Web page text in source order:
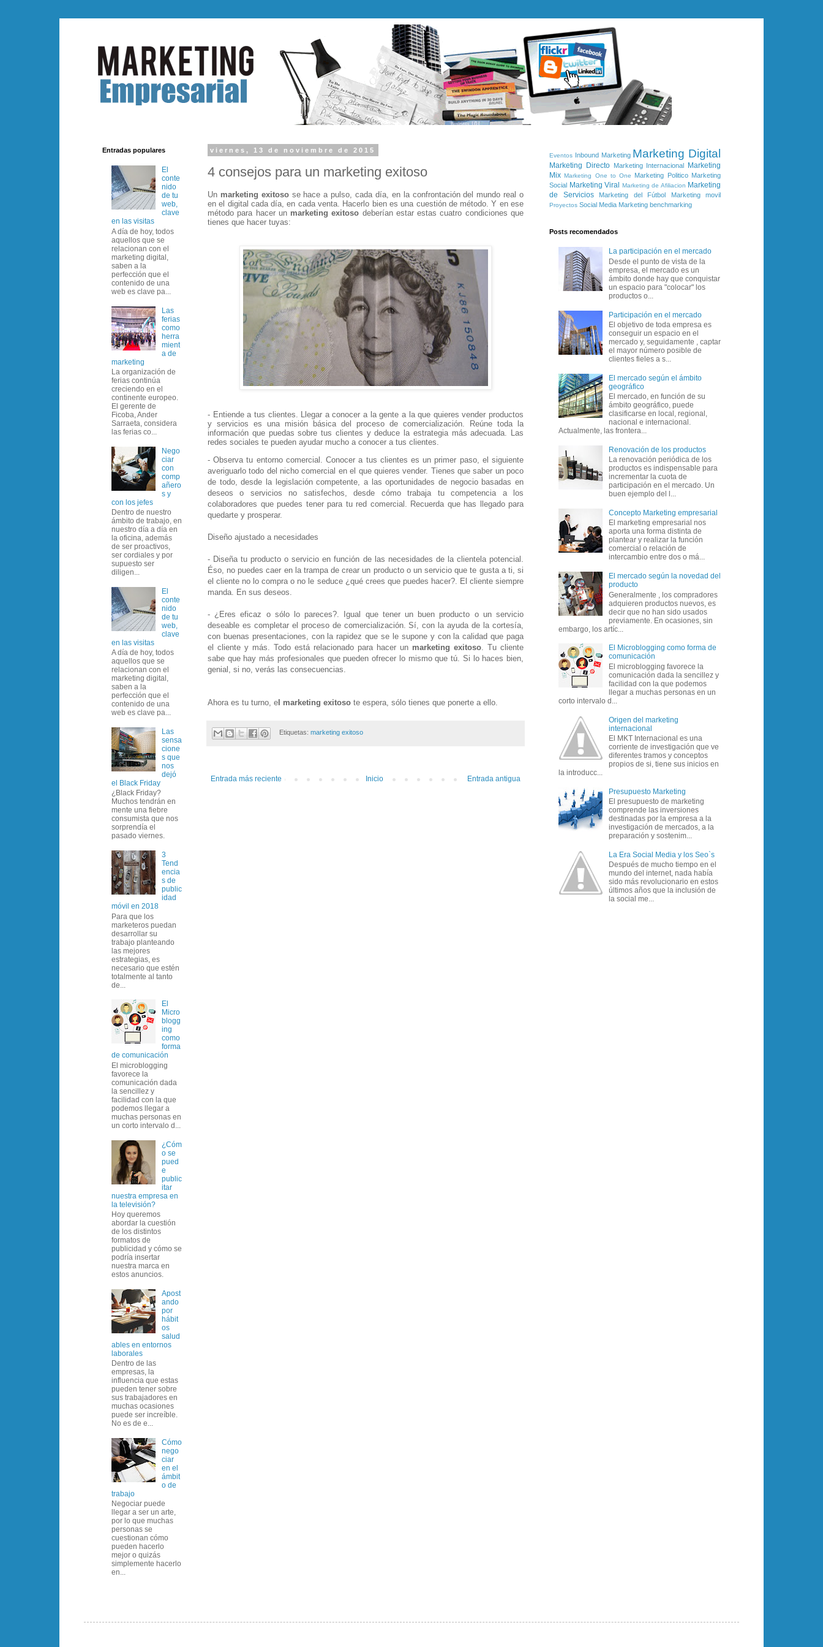
viernes, 13 de noviembre de 2015
4 consejos para un marketing exitoso
Un marketing exitoso se hace a pulso, cada día, en la confrontación del mundo real o
en el digital cada día, en cada venta. Hacerlo bien es una cuestión de método. Y en ese
método para hacer un marketing exitoso deberían estar estas cuatro condiciones que
tienes que hacer tuyas:
- Entiende a tus clientes. Llegar a conocer a la gente a la que quieres vender productos
y servicios es una misión básica del proceso de comercialización. Reúne toda la
información que puedas sobre tus clientes y deduce la estrategia más adecuada. Las
redes sociales te pueden ayudar mucho a conocer a tus clientes.
- Observa tu entorno comercial. Conocer a tus clientes es un primer paso, el siguiente
averiguarlo todo del nicho comercial en el que quieres vender. Tienes que saber un poco
de todo, desde la legislación competente, a las oportunidades de negocio basadas en
deseos o servicios no satisfechos, desde cómo trabaja tu competencia a los
colaboradores que puedes tener para tu red comercial. Recuerda que has llegado para
quedarte y prosperar.
Diseño ajustado a necesidades
- Diseña tu producto o servicio en función de las necesidades de la clientela potencial.
Éso, no puedes caer en la trampa de crear un producto o un servicio que te gusta a ti, si
el cliente no lo compra o no le seduce ¿qué crees que puedes hacer?. El cliente siempre
manda. En sus deseos.
- ¿Eres eficaz o sólo lo pareces?. Igual que tener un buen producto o un servicio
deseable es completar el proceso de comercialización. Sí, con la ayuda de la cortesía,
con buenas presentaciones, con la rapidez que se le supone y con la calidad que paga
el cliente y más. Todo está relacionado para hacer un marketing exitoso. Tu cliente
sabe que hay más profesionales que pueden ofrecer lo mismo que tú. Si lo haces bien,
genial, si no, verás las consecuencias.
Ahora es tu turno, e l marketing exitoso te espera, sólo tienes que ponerte a ello.
Etiquetas: marketing exitoso
Entrada más reciente Entrada antigua
Inicio
Entradas populares
El
conte
nido
de tu
web,
clave
en las visitas
A día de hoy, todos
aquellos que se
relacionan con el
marketing digital,
saben a la
perfección que el
contenido de una
web es clave pa...
Las
ferias
como
herra
mient
a de
marketing
La organización de
ferias continúa
creciendo en el
continente europeo.
El gerente de
Ficoba, Ander
Sarraeta, considera
las ferias co...
Nego
ciar
con
comp
añero
s y
con los jefes
Dentro de nuestro
ámbito de trabajo, en
nuestro día a día en
la oficina, además
de ser proactivos,
ser cordiales y por
supuesto ser
diligen...
El
conte
nido
de tu
web,
clave
en las visitas
A día de hoy, todos
aquellos que se
relacionan con el
marketing digital,
saben a la
perfección que el
contenido de una
web es clave pa...
Las
sensa
cione
s que
nos
dejó
el Black Friday
¿Black Friday?
Muchos tendrán en
mente una fiebre
consumista que nos
sorprendía el
pasado viernes.
3
Tend
encia
s de
public
idad
móvil en 2018
Para que los
marketeros puedan
desarrollar su
trabajo planteando
las mejores
estrategias, es
necesario que estén
totalmente al tanto
de...
El
Micro
blogg
ing
como
forma
de comunicación
El microblogging
favorece la
comunicación dada
la sencillez y
facilidad con la que
podemos llegar a
muchas personas en
un corto intervalo d...
¿Cóm
o se
pued
e
public
itar
nuestra empresa en
la televisión?
Hoy queremos
abordar la cuestión
de los distintos
formatos de
publicidad y cómo se
podría insertar
nuestra marca en
estos anuncios.
Apost
ando
por
hábit
os
salud
ables en entornos
laborales
Dentro de las
empresas, la
influencia que estas
pueden tener sobre
sus trabajadores en
muchas ocasiones
puede ser increíble.
No es de e...
Cómo
nego
ciar
en el
ámbit
o de
trabajo
Negociar puede
llegar a ser un arte,
por lo que muchas
personas se
cuestionan cómo
pueden hacerlo
mejor o quizás
simplemente hacerlo
en...
Eventos Inbound Marketing Marketing Digital
Marketing Directo Marketing Internacional
Marketing
Mix Marketing One to One Marketing Politico Marketing
Social Marketing Viral Marketing de Afiliacion Marketing
de Servicios
Marketing del Fútbol Marketing movil
Proyectos Social Media Marketing benchmarking
Posts recomendados
La participación en el mercado
Desde el punto de vista de la
empresa, el mercado es un
ámbito donde hay que conquistar
un espacio para "colocar" los
productos o...
Participación en el mercado
El objetivo de toda empresa es
conseguir un espacio en el
mercado y, seguidamente , captar
el mayor número posible de
clientes fieles a s...
El mercado según el ámbito
geográfico
El mercado, en función de su
ámbito geográfico, puede
clasificarse en local, regional,
nacional e internacional.
Actualmente, las frontera...
Renovación de los productos
La renovación periódica de los
productos es indispensable para
incrementar la cuota de
participación en el mercado. Un
buen ejemplo del l...
Concepto Marketing empresarial
El marketing empresarial nos
aporta una forma distinta de
plantear y realizar la función
comercial o relación de
intercambio entre dos o má...
El mercado según la novedad del
producto
Generalmente , los compradores
adquieren productos nuevos, es
decir que no han sido usados
previamente. En ocasiones, sin
embargo, los artíc...
El Microblogging como forma de
comunicación
El microblogging favorece la
comunicación dada la sencillez y
facilidad con la que podemos
llegar a muchas personas en un
corto intervalo d...
Origen del marketing
internacional
El MKT Internacional es una
corriente de investigación que ve
diferentes tramos y conceptos
propios de si, tiene sus inicios en
la introducc...
Presupuesto Marketing
El presupuesto de marketing
comprende las inversiones
destinadas por la empresa a la
investigación de mercados, a la
preparación y sostenim...
La Era Social Media y los Seo`s
Después de mucho tiempo en el
mundo del internet, nada había
sido más revolucionario en estos
últimos años que la inclusión de
la social me...